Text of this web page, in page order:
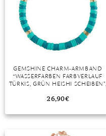
GEMSHINE CHARM-ARMBAND
“WASSERFARBEN FARBVERLAUF
TÜRKIS, GRÜN HEISHI SCHEIBEN”,
26,90€